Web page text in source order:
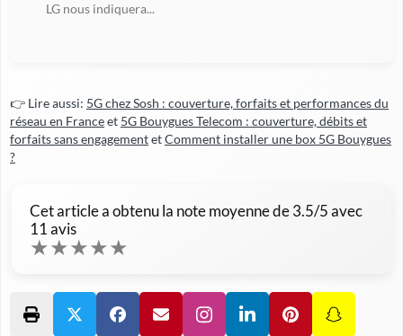
LG nous indiquera...
👉 Lire aussi: 5G chez Sosh : couverture, forfaits et performances du
réseau en Franceet 5G Bouygues Telecom : couverture, débits et
forfaits sans engagementetComment installer une box 5G Bouygues
?
Cet article a obtenu la note moyenne de3.5/5 avec
11avis
★★★★★